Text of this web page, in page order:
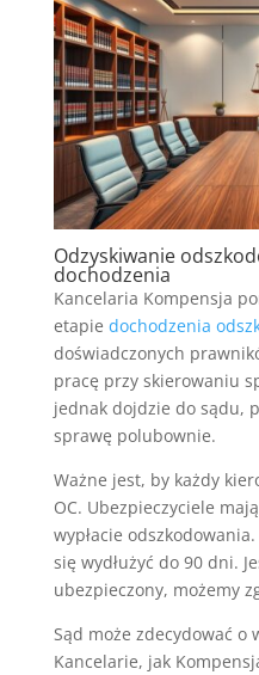
Odzyskiwanie
dochodzenia
Kancelaria Kompensja
etapie dochodzenia
doświadczonych
pracę przy skierowaniu
jednak dojdzie do sądu,
sprawę polubownie.
Ważne jest, by każdy
OC. Ubezpieczyciele
wypłacie
się wydłużyć do 90 dni.
ubezpieczony, możemy
Sąd może zdecydować o
Kancelarie, jak